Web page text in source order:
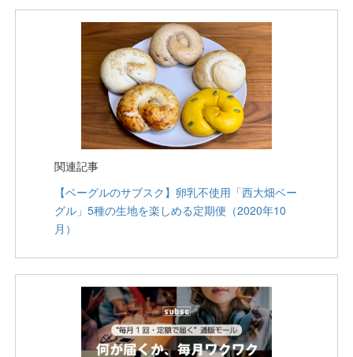
関連記事
【ベーグルのサブスク】卵乳不使用「西大畑ベー
グル」5種の生地を楽しめる定期便（2020年10
月）